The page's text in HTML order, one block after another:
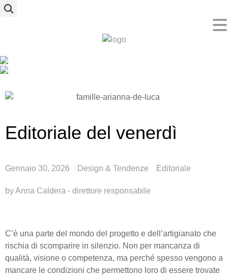
Editoriale del venerdì
Gennaio 30, 2026 Design & Tendenze Editoriale
byAnna Caldera - direttore responsabile
C’è una parte del mondo del progetto e dell’artigianato che
rischia di scomparire in silenzio. Non per mancanza di
qualità, visione o competenza, ma perché spesso vengono a
mancare le condizioni che permettono loro di essere trovate